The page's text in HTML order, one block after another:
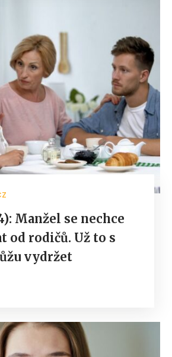
Manžel se nechce
od rodičů. Už to s
vydržet